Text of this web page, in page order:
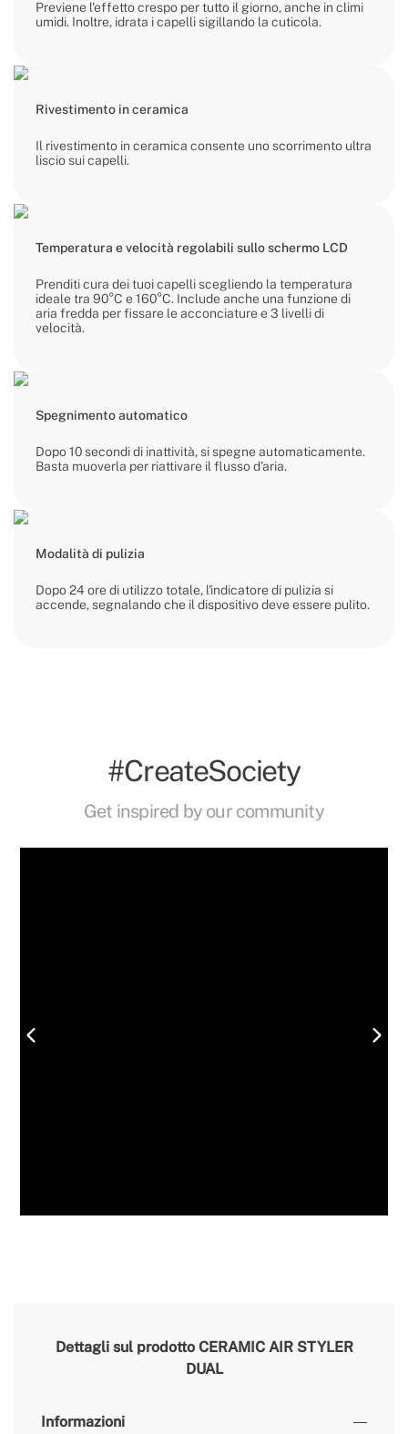
Previene l'effetto crespo per tutto il giorno, anche in climi
umidi. Inoltre, idrata i capelli sigillando la cuticola.
Rivestimento in ceramica
Il rivestimento in ceramica consente uno scorrimento ultra
liscio sui capelli.
Temperatura e velocità regolabili sullo schermo LCD
Prenditi cura dei tuoi capelli scegliendo la temperatura
ideale tra 90°C e 160°C. Include anche una funzione di
aria fredda per fissare le acconciature e 3 livelli di
velocità.
Spegnimento automatico
Dopo 10 secondi di inattività, si spegne automaticamente.
Basta muoverla per riattivare il flusso d'aria.
Modalità di pulizia
Dopo 24 ore di utilizzo totale, l'indicatore di pulizia si
accende, segnalando che il dispositivo deve essere pulito.
#CreateSociety
Get inspired by our community
Dettagli sul prodotto CERAMIC AIR STYLER
DUAL
Informazioni